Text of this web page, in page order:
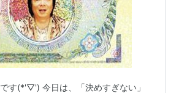
す(*'▽') 今日は、「決めすぎない」